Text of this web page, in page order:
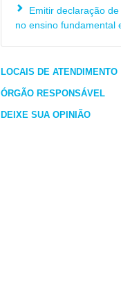
Emitir declaração
no ensino fundamental
LOCAIS DE ATENDIMENTO
ÓRGÃO RESPONSÁVEL
DEIXE SUA OPINIÃO